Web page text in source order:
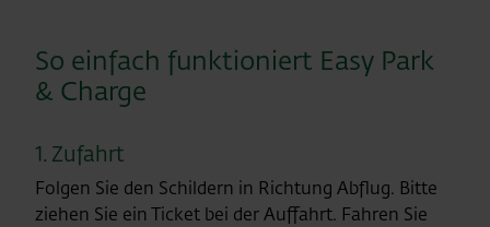
So einfach funktioniert Easy Park
& Charge
1. Zufahrt
Folgen Sie den Schildern in Richtung Abflug. Bitte
ziehen Sie ein Ticket bei der Auffahrt. Fahren Sie